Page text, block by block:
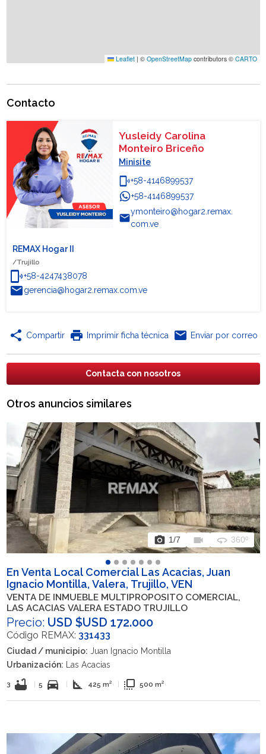
Leaflet | © OpenStreetMapcontributors © CARTO
Contacto
Yusleidy Carolina
Monteiro Briceño
Minisite
phonelink_ring+58-4146899537
WhatsApp
+58-4146899537
email
ymonteiro@hogar2.remax.
com.ve
REMAX Hogar II
/Trujillo
phonelink_ring+58-4247438078
emailgerencia@hogar2.remax.com.ve
share Compartir print Imprimir ficha técnica email Enviar por correo
Contacta con nosotros
Otros anuncios similares
photo_camera 1/7 videocam 360 360º
En Venta Local Comercial Las Acacias, Juan
Ignacio Montilla, Valera, Trujillo, VEN
VENTA DE INMUEBLE MULTIPROPOSITO COMERCIAL,
LAS ACACIAS VALERA ESTADO TRUJILLO
Precio: USD $USD 172.000
Código REMAX: 331433
Ciudad / municipio: Juan Ignacio Montilla
Urbanización: Las Acacias
3 bathtub 5 directions_car square_foot 425 m² flip_to_front 500 m²